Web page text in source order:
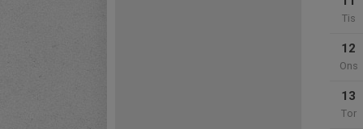
Tis
12
Ons
13
Tor